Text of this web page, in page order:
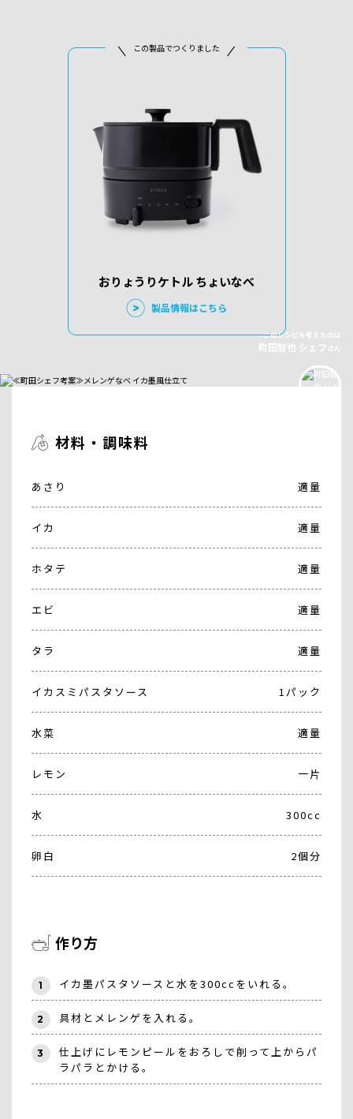
この製品でつくりました
おりょうりケトル ちょいなべ
製品情報はこちら
このレシピを考えたのは
町田智也 シェフ さん
材料・調味料
あさり 適量
イカ 適量
ホタテ 適量
エビ 適量
タラ 適量
イカスミパスタソース 1パック
水菜 適量
レモン 一片
水 300cc
卵白 2個分
作り方
1 イカ墨パスタソースと水を300ccをいれる。
2 具材とメレンゲを入れる。
3
仕上げにレモンピールをおろしで削って上からパ
ラパラとかける。